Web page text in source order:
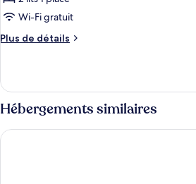
ce
type
de
Chambre
avec
lits
jumeaux
Wi-Fi gratuit
Plus de détails
Plus
le
type
de
chambre
Chambre
Hébergements similaires
Campanile NATURE - Rodez